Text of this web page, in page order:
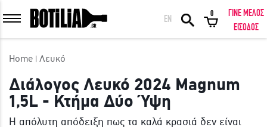
ΕΙΣΟΔΟΣ ΜΕΛΩΝ
Να με θυμάσαι
EN
0
ΓΙΝΕ ΜΕΛΟΣ
ΕΙΣΟΔΟΣ
Home Λευκό
Διάλογος Λευκό 2024 Magnum
1,5L - Κτήμα Δύο Ύψη
Η απόλυτη απόδειξη πως τα καλά κρασιά δεν είναι